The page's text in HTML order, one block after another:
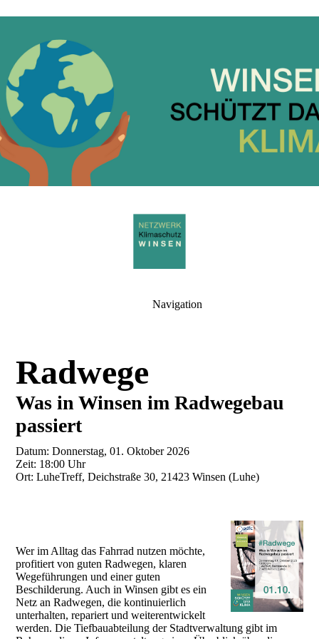
Navigation
Radwege
Was in Winsen im Radwegebau
passiert
Datum: Donnerstag, 01. Oktober 2026
Zeit: 18:00 Uhr
Ort: LuheTreff, Deichstraße 30, 21423 Winsen (Luhe)
Wer im Alltag das Fahrrad nutzen möchte,
profitiert von guten Radwegen, klaren
Wegeführungen und einer guten
Beschilderung. Auch in Winsen gibt es ein
Netz an Radwegen, die kontinuierlich
unterhalten, repariert und weiterentwickelt
werden. Die Tiefbauabteilung der Stadtverwaltung gibt im